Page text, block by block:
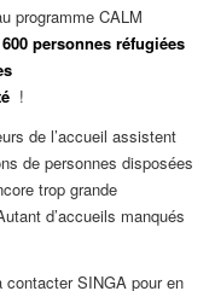
programme CALM
personnes réfugiées
!
de l’accueil assistent
de personnes disposées
trop grande
d’accueils manqués
contacter SINGA pour en